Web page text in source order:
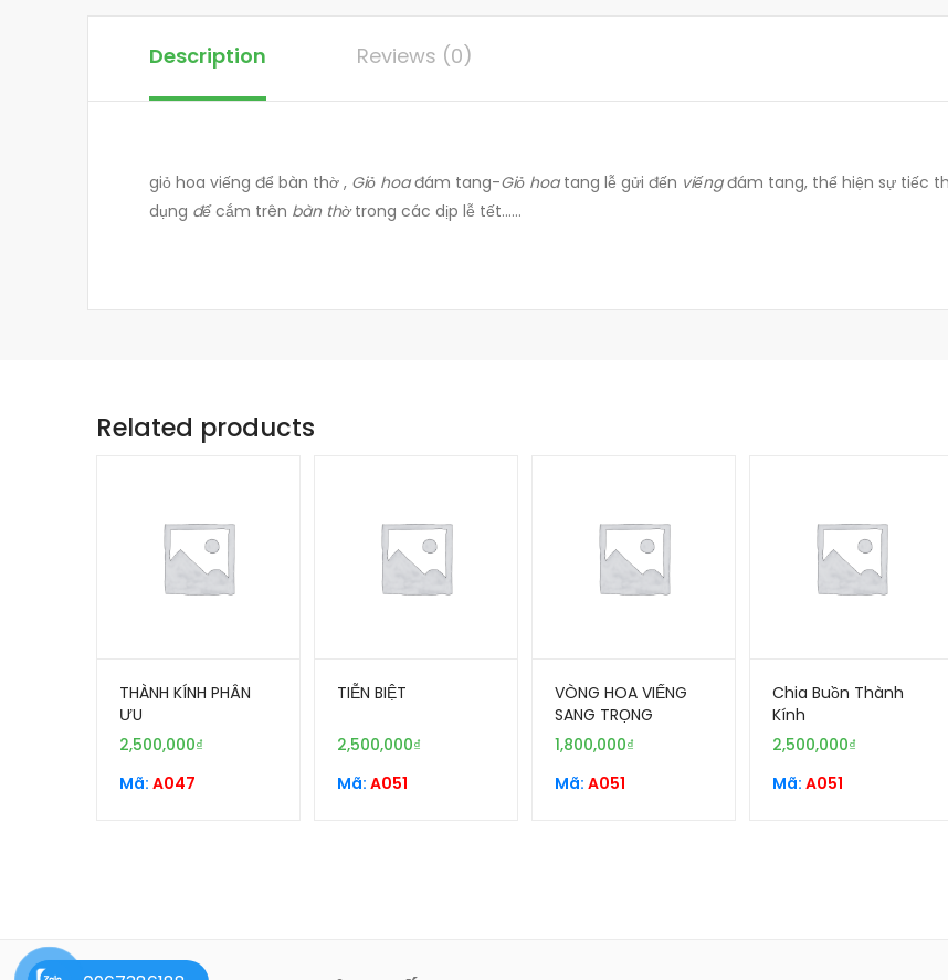
Description Reviews (0)
giỏ hoa viếng để bàn thờ , Giỏ hoađám tang-Giỏ hoatang lễ gửi đến viếngđám tang, thể hiện sự tiếc
dụng đểcắm trên bàn thờtrong các dịp lễ tết……
Related products
THÀNH KÍNH PHÂN
ƯU
2,500,000₫
Mã: A047
TIỄN BIỆT
2,500,000₫
Mã: A051
VÒNG HOA VIẾNG
SANG TRỌNG
1,800,000₫
Mã: A051
Chia Buồn Thành
Kính
2,500,000₫
Mã: A051